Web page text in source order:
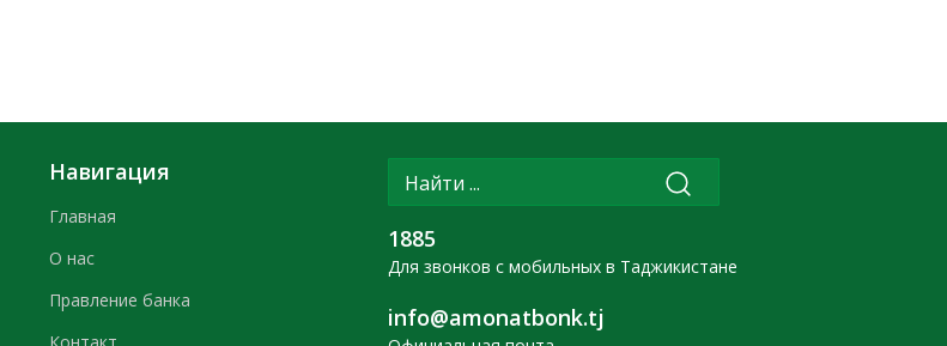
Навигация
Главная
О нас
Правление банка
1885
Для звонков с мобильных в Таджикистане
info@amonatbonk.tj